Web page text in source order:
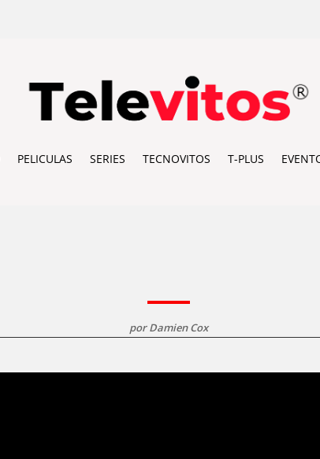
PELICULAS SERIES TECNOVITOS T-PLUS
porDamien Cox